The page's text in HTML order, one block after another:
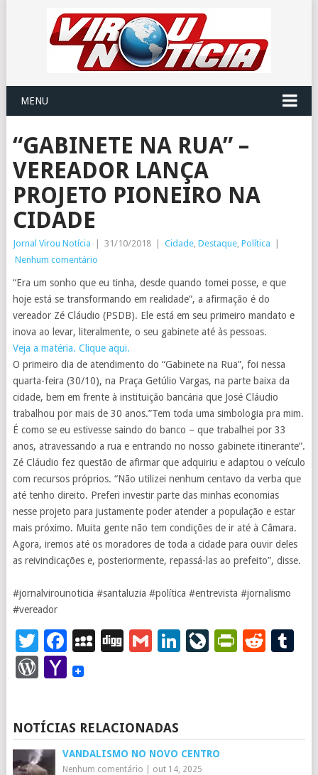
MENU
“GABINETE NA RUA” –
VEREADOR LANÇA
PROJETO PIONEIRO NA
CIDADE
Jornal Virou Notícia 31/10/2018 Cidade, Destaque, Política
Nenhum comentário
“Era um sonho que eu tinha, desde quando tomei posse, e que
hoje está se transformando em realidade”, a afirmação é do
vereador Zé Cláudio (PSDB). Ele está em seu primeiro mandato e
inova ao levar, literalmente, o seu gabinete até às pessoas.
Veja a matéria. Clique aqui.
O primeiro dia de atendimento do “Gabinete na Rua”, foi nessa
quarta-feira (30/10), na Praça Getúlio Vargas, na parte baixa da
cidade, bem em frente à instituição bancária que José Cláudio
trabalhou por mais de 30 anos.”Tem toda uma simbologia pra mim.
É como se eu estivesse saindo do banco – que trabalhei por 33
anos, atravessando a rua e entrando no nosso gabinete itinerante”.
Zé Cláudio fez questão de afirmar que adquiriu e adaptou o veículo
com recursos próprios. “Não utilizei nenhum centavo da verba que
até tenho direito. Preferi investir parte das minhas economias
nesse projeto para justamente poder atender a população e estar
mais próximo. Muita gente não tem condições de ir até à Câmara.
Agora, iremos até os moradores de toda a cidade para ouvir deles
as reivindicações e, posteriormente, repassá-las ao prefeito”, disse.
#jornalvirounoticia #santaluzia #política #entrevista #jornalismo
#vereador
Twitter
Facebook
MySpace
DiggGmailLinkedIn
WordPress
Yahoo
NOTÍCIAS RELACIONADAS
VANDALISMO NO NOVO CENTRO
Nenhum comentário out 14, 2025